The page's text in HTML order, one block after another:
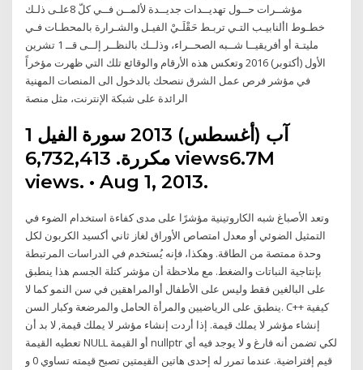
مؤشــرات حــول تهديــدات جديــدة لألمــن فــي كلّ 8علـى ذلـك
خطـوط األنابيـب التـي تربـط حَقْلَـيْ الفيـل والشـرارة بالمحطـات فـي
مليتـة أو أفريقيــا شــبه الصحــراء، وذلــك بالنظــر إلــى قــ 1 تشرين
الأول (أكتوبر) 2016 وتعكس هذه الأرقام والوقائع تلك التي ظهرت مؤخراً
في مؤشر فرص عمل الشرق ننصحك بالدخول الى المنصات المهنية
1 آب (أغسطس) 2013 سورة الفيل
مكررة. 6,732,413 views6.7M
views. • Aug 1, 2013.
وتعد الأصباغ شبه الكاروتينية مؤشرًا على مدى كفاءة استخدام الضوء في
التمثيل الضوئي أو معدل امتصاص الأوراق لغاز ثاني أكسيد الكربون لكل
وحدة ممتصة من الطاقة. وهكذا، فإنه يُستخدم في الدراسات المرتبطة
بإنتاجية النباتات والضغط. مع ملاحظة أن مؤشر كتلة الجسم هذا ينطبق
على البالغين فقط وليس على الأطفال أوالمراهقين في سن النمو كما لا
ينطبق على الرياضيين والمرأة الحامل والمرضعة وكبار السن. C++ كيفية
إنشاء مؤشر لا يملك قيمة. إذا أردت إنشاء مؤشر لا يملك قيمة, لا بد أن
تعطيه القيمة NULL أو القيمة nullptr لكي تضمن أنه فارغ و لا يوجد فيه أي
قيم إفتراضية. عندما تمرر له إحدى هاتين القيمتين تصبح قيمته تساوي 0 و